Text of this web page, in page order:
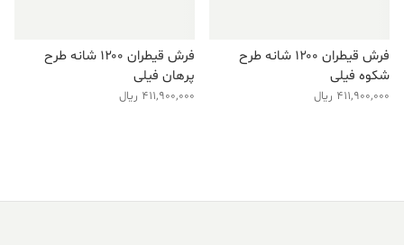
فرش قیطران ۱۲۰۰ شانه طرح
شکوه فیلی
411,900,000 ریال
فرش قیطران ۱۲۰۰ شانه طرح
پرهان فیلی
411,900,000 ریال